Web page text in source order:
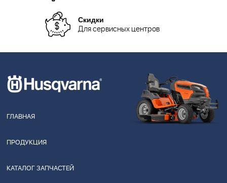
Скидки
Для сервисных центров
ГЛАВНАЯ
ПРОДУКЦИЯ
КАТАЛОГ ЗАПЧАСТЕЙ